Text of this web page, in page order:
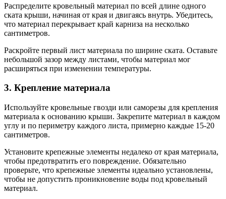
Распределите кровельный материал по всей длине одного
ската крыши, начиная от края и двигаясь внутрь. Убедитесь,
что материал перекрывает край карниза на несколько
сантиметров.
Раскройте первый лист материала по ширине ската. Оставьте
небольшой зазор между листами, чтобы материал мог
расширяться при изменении температуры.
3. Крепление материала
Используйте кровельные гвозди или саморезы для крепления
материала к основанию крыши. Закрепите материал в каждом
углу и по периметру каждого листа, примерно каждые 15-20
сантиметров.
Установите крепежные элементы недалеко от края материала,
чтобы предотвратить его повреждение. Обязательно
проверьте, что крепежные элементы идеально установлены,
чтобы не допустить проникновение воды под кровельный
материал.